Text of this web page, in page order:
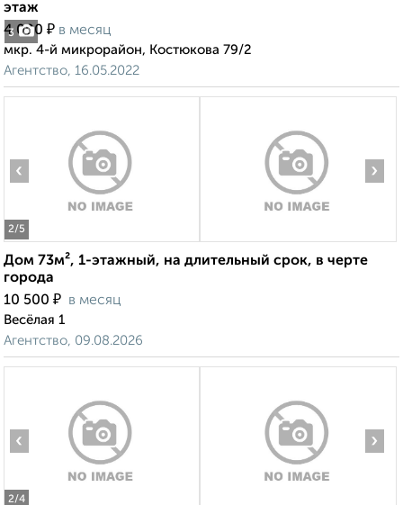
3
этаж
4 000 ₽ в месяц
мкр. 4-й микрорайон, Костюкова 79/2
Агентство, 16.05.2022
2/5
‹ ›
Дом 73м², 1-этажный, на длительный срок, в черте
города
10 500 ₽ в месяц
Весёлая 1
Агентство, 09.08.2026
2/4
‹ ›